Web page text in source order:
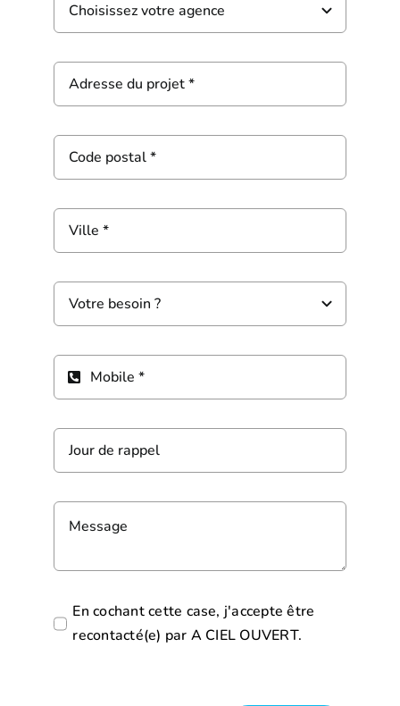
En cochant cette case, j'accepte être
recontacté(e) par A CIEL OUVERT.